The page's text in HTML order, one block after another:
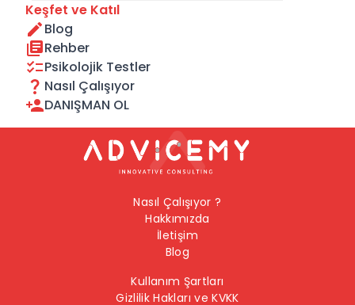
Keşfet ve Katıl
Blog
Rehber
Psikolojik Testler
Nasıl Çalışıyor
DANIŞMAN OL
Nasıl Çalışıyor ?
Hakkımızda
İletişim
Blog
Kullanım Şartları
Gizlilik Hakları ve KVKK